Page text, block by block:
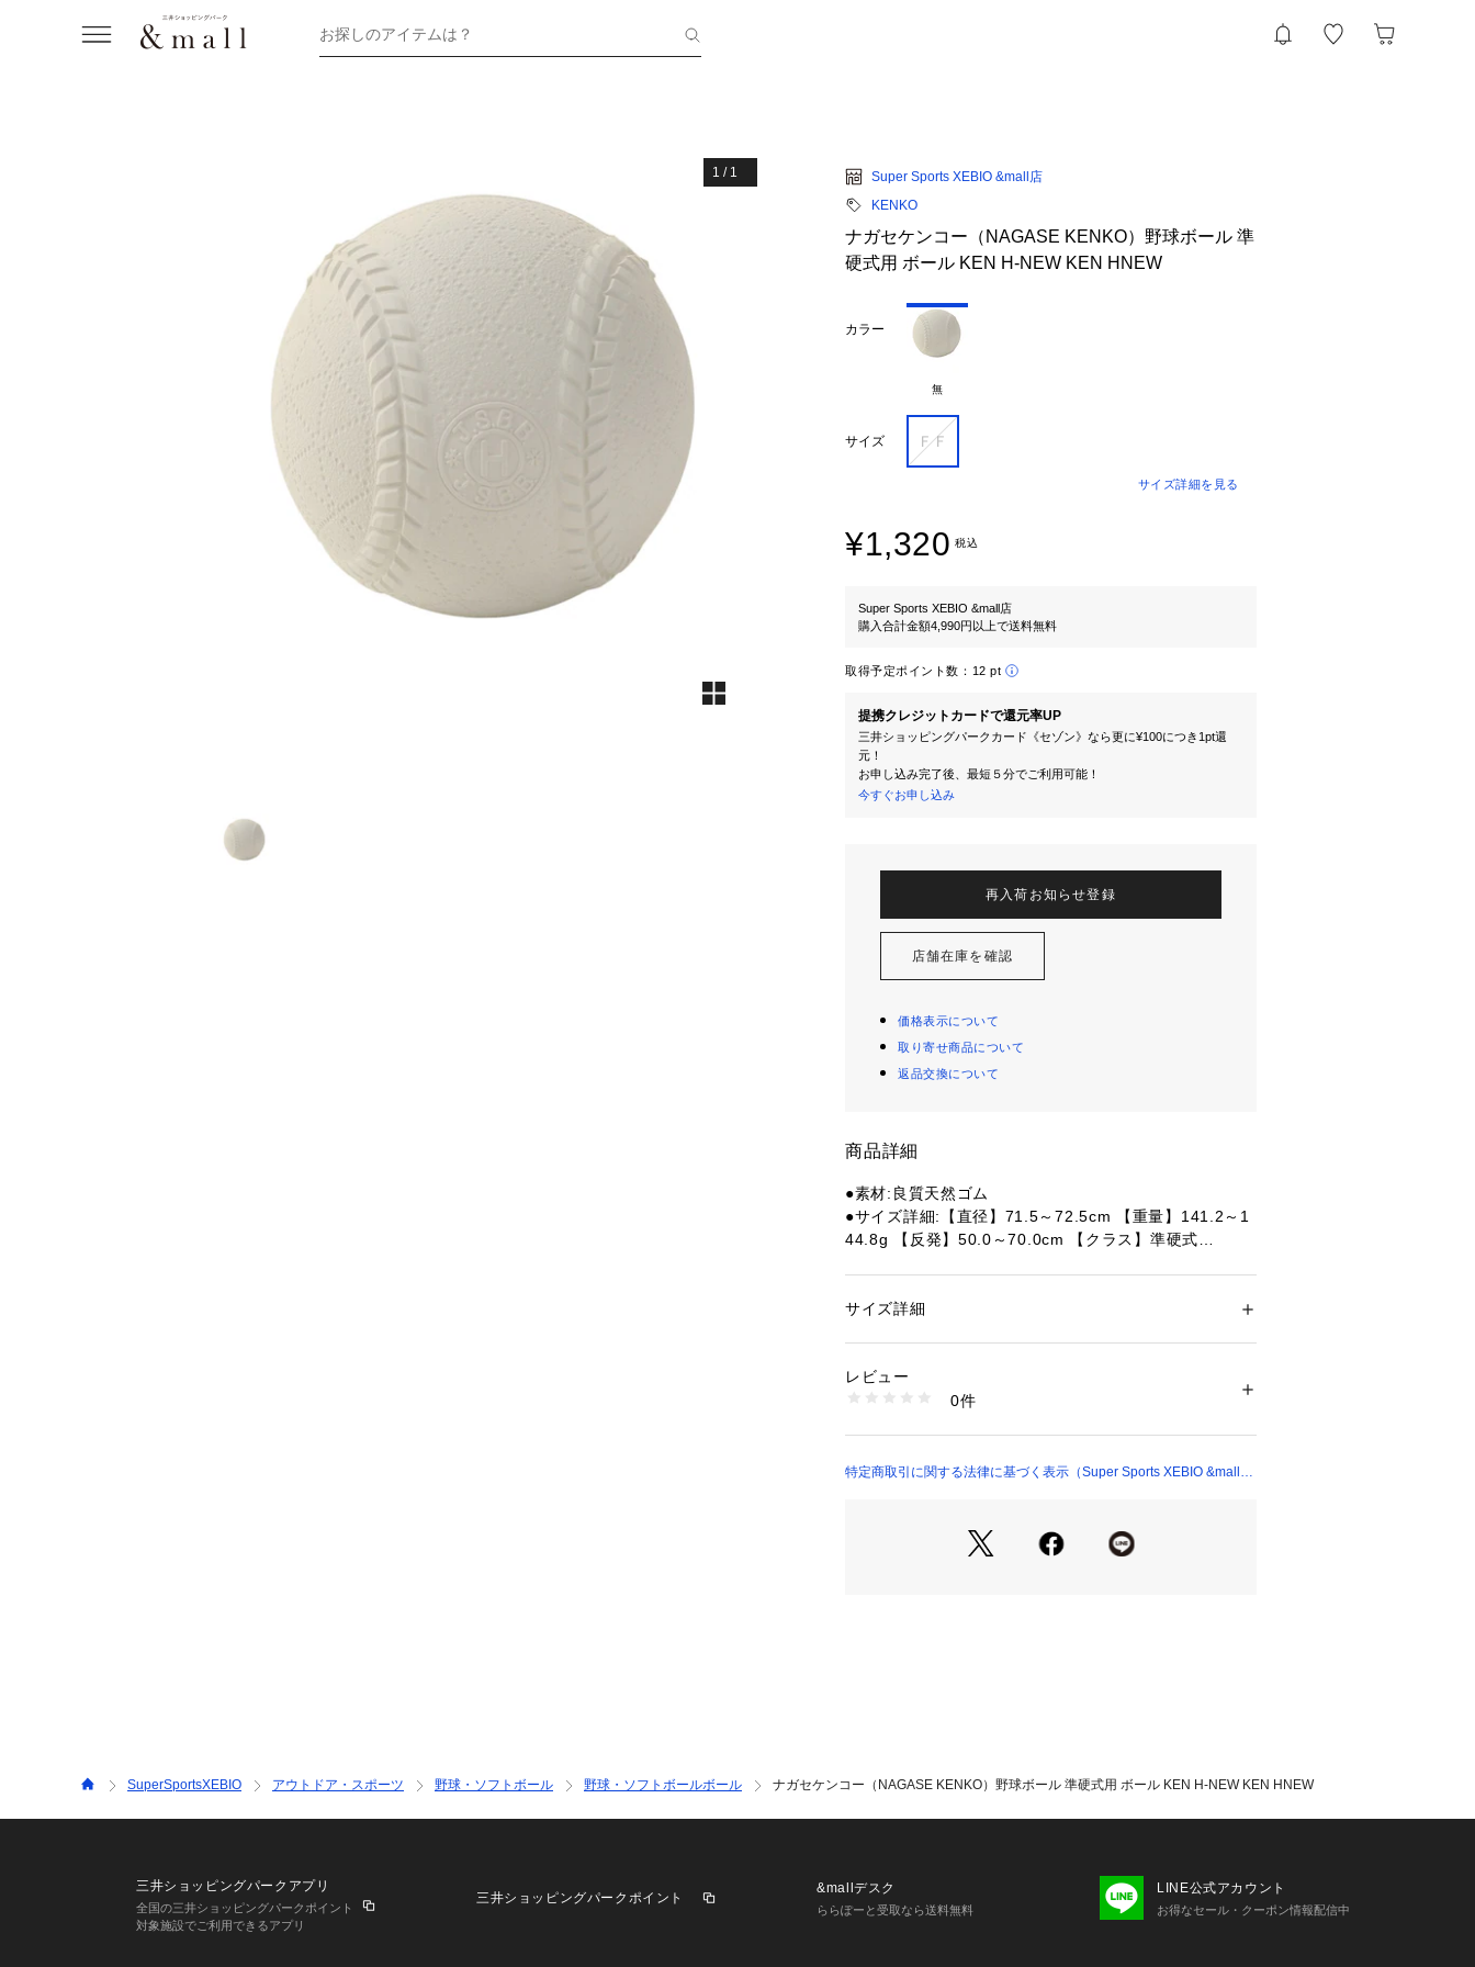
お探しのアイテムは？
1 / 1
Super Sports XEBIO &mall店
KENKO
ナガセケンコー（NAGASE KENKO）野球ボール 準
硬式用 ボール KEN H-NEW KEN HNEW
カラー
無
サイズ ＦＦ
サイズ詳細を見る
¥1,320 税込
Super Sports XEBIO &mall店
購入合計金額4,990円以上で送料無料
取得予定ポイント数： 12 pt
提携クレジットカードで還元率UP
三井ショッピングパークカード《セゾン》なら更に¥100につき1pt還
元！
お申し込み完了後、最短５分でご利用可能！
今すぐお申し込み
再入荷お知らせ登録
店舗在庫を確認
価格表示について
取り寄せ商品について
返品交換について
商品詳細
●素材:良質天然ゴム
●サイズ詳細:【直径】71.5～72.5cm 【重量】141.2～1
44.8g 【反発】50.0～70.0cm 【クラス】準硬式
【商品の購入にあたっての注意事項】
※一部商品において弊社カラー表記がメーカーカラー表
記と異なる場合があります。
掲載の価格･製品のパッケージ･デザイン･仕様につい
ベースボール小物 アクセサリー 野球ボール Men's Men
s メンズ めんず 男性 Junior ジュニア じゅにあ 子供 男
性別：レディース
1540000048301
サイズ詳細
レビュー
0件
特定商取引に関する法律に基づく表示（Super Sports XEBIO &mall
SuperSportsXEBIO アウトドア・スポーツ 野球・ソフトボール 野球・ソフトボールボール ナガセケンコー（NAGASE KENKO）野球ボール 準硬式用 ボール KEN H-NEW KEN HNEW
三井ショッピングパークアプリ
全国の三井ショッピングパークポイント
対象施設でご利用できるアプリ
三井ショッピングパークポイント
&mallデスク
ららぽーと受取なら送料無料
LINE公式アカウント
お得なセール・クーポン情報配信中